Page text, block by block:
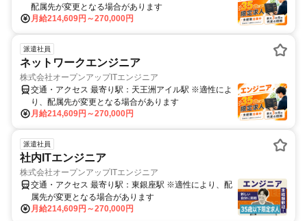
月給214,609円～270,000円
配属先が変更となる場合があります
派遣社員
ネットワークエンジニア
株式会社オープンアップITエンジニア
月給214,609円～270,000円
交通・アクセス 最寄り駅：天王洲アイル駅 ※適性によ
り、配属先が変更となる場合があります
派遣社員
社内ITエンジニア
株式会社オープンアップITエンジニア
月給214,609円～270,000円
交通・アクセス 最寄り駅：東銀座駅 ※適性により、配
属先が変更となる場合があります